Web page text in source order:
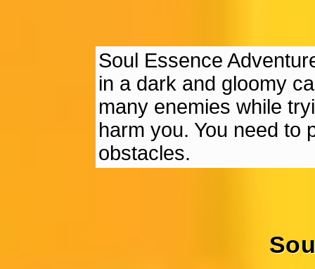
Soul Essence
in a dark and gloomy
many enemies while
harm you. You need to
obstacles.